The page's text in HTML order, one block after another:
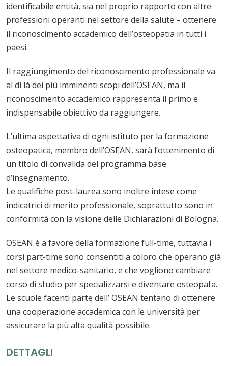
identificabile entità, sia nel proprio rapporto con altre
professioni operanti nel settore della salute – ottenere
il riconoscimento accademico dell’osteopatia in tutti i
paesi.
Il raggiungimento del riconoscimento professionale va
al di là dei più imminenti scopi dell’OSEAN, ma il
riconoscimento accademico rappresenta il primo e
indispensabile obiettivo da raggiungere.
L’ultima aspettativa di ogni istituto per la formazione
osteopatica, membro dell’OSEAN, sarà l’ottenimento di
un titolo di convalida del programma base
d’insegnamento.
Le qualifiche post-laurea sono inoltre intese come
indicatrici di merito professionale, soprattutto sono in
conformità con la visione delle Dichiarazioni di Bologna.
OSEAN è a favore della formazione full-time, tuttavia i
corsi part-time sono consentiti a coloro che operano già
nel settore medico-sanitario, e che vogliono cambiare
corso di studio per specializzarsi e diventare osteopata.
Le scuole facenti parte dell’ OSEAN tentano di ottenere
una cooperazione accademica con le università per
assicurare la più alta qualità possibile.
DETTAGLI